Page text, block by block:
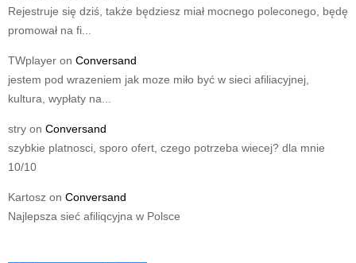
Rejestruje się dziś, także będziesz miał mocnego poleconego, będę
promował na fi...
TWplayer on Conversand
jestem pod wrazeniem jak moze miło być w sieci afiliacyjnej,
kultura, wypłaty na...
stry on Conversand
szybkie platnosci, sporo ofert, czego potrzeba wiecej? dla mnie
10/10
Kartosz on Conversand
Najlepsza sieć afiliqcyjna w Polsce